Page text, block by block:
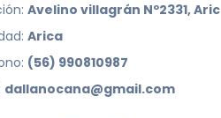
Avelino villagrán Nº2331,
Arica
(56) 990810987
dallanocana@gmail.com